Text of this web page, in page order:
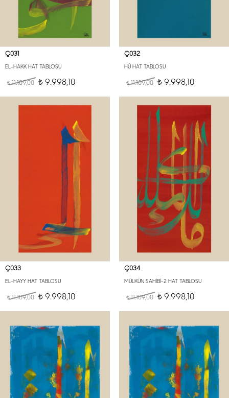
Ç031
EL-HAKK HAT TABLOSU
t11.109,00 t 9.998,10
Ç032
HÛ HAT TABLOSU
t11.109,00 t9.998,10
Ç033
EL-HAYY HAT TABLOSU
t11.109,00 t 9.998,10
Ç034
MÜLKÜN SAHİBİ-2 HAT TABLOSU
t11.109,00 t9.998,10